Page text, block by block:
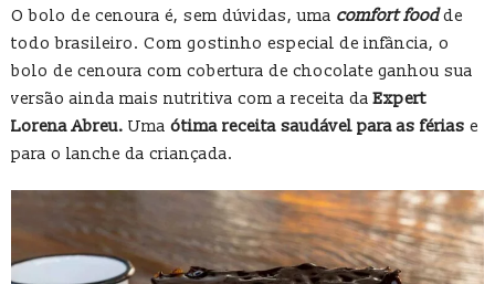
O bolo de cenoura é, sem dúvidas, uma comfort food de
todo brasileiro. Com gostinho especial de infância, o
bolo de cenoura com cobertura de chocolate ganhou sua
versão ainda mais nutritiva com a receita daExpert
Lorena Abreu. Uma ótima receita saudável para as férias e
para o lanche da criançada.